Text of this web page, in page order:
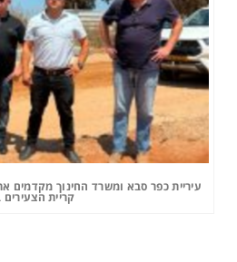
עיריית כפר סבא ומשרד החינוך מקדמים
קריית הצעירים